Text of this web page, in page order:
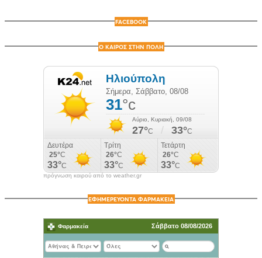
FACEBOOK
Ο ΚΑΙΡΟΣ ΣΤΗΝ ΠΟΛΗ
πρόγνωση καιρού από το weather.gr
ΕΦΗΜΕΡΕΥΟΝΤΑ ΦΑΡΜΑΚΕΙΑ